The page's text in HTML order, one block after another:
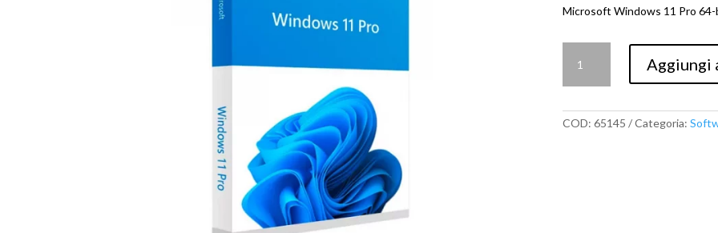
Microsoft Windows 11 Pro
Windows
bit
Aggiungi
COD: 65145 Categoria: